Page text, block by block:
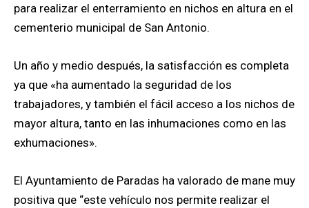
para realizar el enterramiento en nichos en altura en el
cementerio municipal de San Antonio.
Un año y medio después, la satisfacción es completa
ya que «ha aumentado la seguridad de los
trabajadores, y también el fácil acceso a los nichos de
mayor altura, tanto en las inhumaciones como en las
exhumaciones».
El Ayuntamiento de Paradas ha valorado de mane muy
positiva que “este vehículo nos permite realizar el